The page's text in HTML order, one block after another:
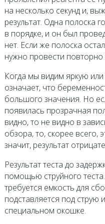
на несколько секунд и,
результат. Одна полоска
в порядке, и он был
нет. Если же полоска
нужно провести
Когда мы видим яркую
означает, что
большого значения. Но
появилась прозрачная
видно, то не видно в
обзора, то, скорее всего,
значит, результат
Результат теста до
помощью струйного
требуется емкость для
подставляется под струю
специальном окошке.